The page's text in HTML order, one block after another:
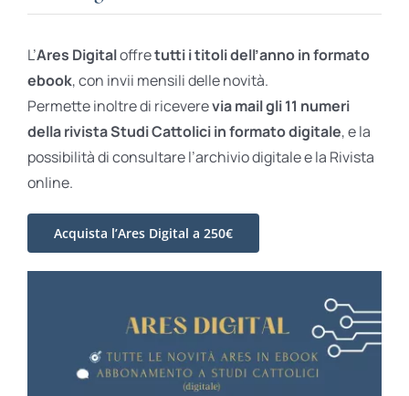
L’Ares Digitaloffretutti i titoli dell’anno in formato
ebook, con invii mensili delle novità.
Permette inoltre di riceverevia mail gli 11 numeri
della rivista Studi Cattolici in formato digitale, e la
possibilità di consultare l’archivio digitale e la Rivista
online.
Acquista l’Ares Digital a 250€